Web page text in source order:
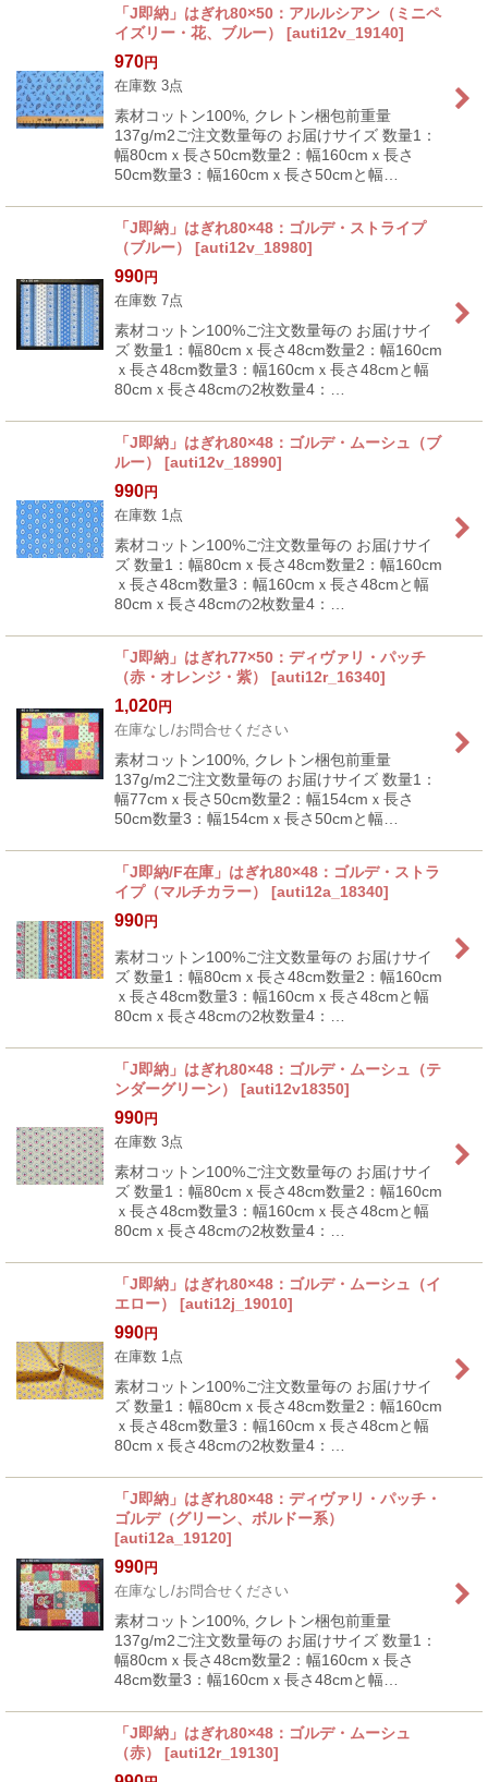
「J即納」はぎれ80×50：アルルシアン（ミニペ
イズリー・花、ブルー）
[auti12v_19140]
970円
在庫数 3点
素材コットン100%, クレトン梱包前重量
137g/m2ご注文数量毎の お届けサイズ 数量1：
幅80cmｘ長さ50cm数量2：幅160cmｘ長さ
50cm数量3：幅160cmｘ長さ50cmと幅…
「J即納」はぎれ80×48：ゴルデ・ストライプ
（ブルー）
[auti12v_18980]
990円
在庫数 7点
素材コットン100%ご注文数量毎の お届けサイ
ズ 数量1：幅80cmｘ長さ48cm数量2：幅160cm
ｘ長さ48cm数量3：幅160cmｘ長さ48cmと幅
80cmｘ長さ48cmの2枚数量4：…
「J即納」はぎれ80×48：ゴルデ・ムーシュ（ブ
ルー）
[auti12v_18990]
990円
在庫数 1点
素材コットン100%ご注文数量毎の お届けサイ
ズ 数量1：幅80cmｘ長さ48cm数量2：幅160cm
ｘ長さ48cm数量3：幅160cmｘ長さ48cmと幅
80cmｘ長さ48cmの2枚数量4：…
「J即納」はぎれ77×50：ディヴァリ・パッチ
（赤・オレンジ・紫）
[auti12r_16340]
1,020円
在庫なし/お問合せください
素材コットン100%, クレトン梱包前重量
137g/m2ご注文数量毎の お届けサイズ 数量1：
幅77cmｘ長さ50cm数量2：幅154cmｘ長さ
50cm数量3：幅154cmｘ長さ50cmと幅…
「J即納/F在庫」はぎれ80×48：ゴルデ・ストラ
イプ（マルチカラー）
[auti12a_18340]
990円
素材コットン100%ご注文数量毎の お届けサイ
ズ 数量1：幅80cmｘ長さ48cm数量2：幅160cm
ｘ長さ48cm数量3：幅160cmｘ長さ48cmと幅
80cmｘ長さ48cmの2枚数量4：…
「J即納」はぎれ80×48：ゴルデ・ムーシュ（テ
ンダーグリーン）
[auti12v18350]
990円
在庫数 3点
素材コットン100%ご注文数量毎の お届けサイ
ズ 数量1：幅80cmｘ長さ48cm数量2：幅160cm
ｘ長さ48cm数量3：幅160cmｘ長さ48cmと幅
80cmｘ長さ48cmの2枚数量4：…
「J即納」はぎれ80×48：ゴルデ・ムーシュ（イ
エロー）
[auti12j_19010]
990円
在庫数 1点
素材コットン100%ご注文数量毎の お届けサイ
ズ 数量1：幅80cmｘ長さ48cm数量2：幅160cm
ｘ長さ48cm数量3：幅160cmｘ長さ48cmと幅
80cmｘ長さ48cmの2枚数量4：…
「J即納」はぎれ80×48：ディヴァリ・パッチ・
ゴルデ（グリーン、ボルドー系）
[auti12a_19120]
990円
在庫なし/お問合せください
素材コットン100%, クレトン梱包前重量
137g/m2ご注文数量毎の お届けサイズ 数量1：
幅80cmｘ長さ48cm数量2：幅160cmｘ長さ
48cm数量3：幅160cmｘ長さ48cmと幅…
「J即納」はぎれ80×48：ゴルデ・ムーシュ
（赤）
[auti12r_19130]